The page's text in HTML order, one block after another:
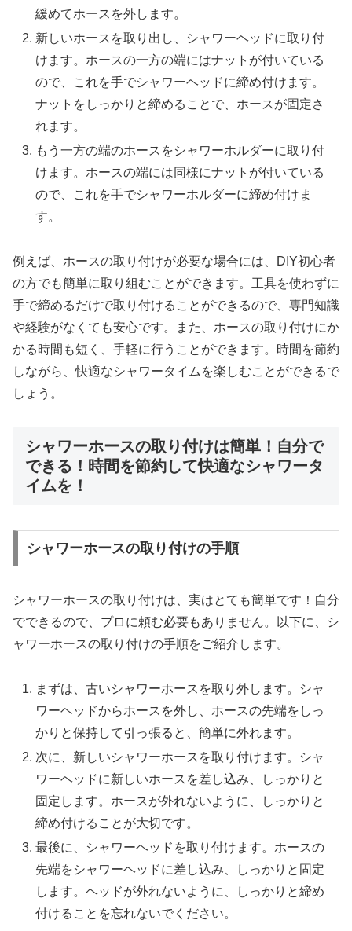
緩めてホースを外します。
新しいホースを取り出し、シャワーヘッドに取り付
けます。ホースの一方の端にはナットが付いている
ので、これを手でシャワーヘッドに締め付けます。
ナットをしっかりと締めることで、ホースが固定さ
れます。
もう一方の端のホースをシャワーホルダーに取り付
けます。ホースの端には同様にナットが付いている
ので、これを手でシャワーホルダーに締め付けま
す。
例えば、ホースの取り付けが必要な場合には、DIY初心者
の方でも簡単に取り組むことができます。工具を使わずに
手で締めるだけで取り付けることができるので、専門知識
や経験がなくても安心です。また、ホースの取り付けにか
かる時間も短く、手軽に行うことができます。時間を節約
しながら、快適なシャワータイムを楽しむことができるで
しょう。
シャワーホースの取り付けは簡単！自分で
できる！時間を節約して快適なシャワータ
イムを！
シャワーホースの取り付けの手順
シャワーホースの取り付けは、実はとても簡単です！自分
でできるので、プロに頼む必要もありません。以下に、シ
ャワーホースの取り付けの手順をご紹介します。
まずは、古いシャワーホースを取り外します。シャ
ワーヘッドからホースを外し、ホースの先端をしっ
かりと保持して引っ張ると、簡単に外れます。
次に、新しいシャワーホースを取り付けます。シャ
ワーヘッドに新しいホースを差し込み、しっかりと
固定します。ホースが外れないように、しっかりと
締め付けることが大切です。
最後に、シャワーヘッドを取り付けます。ホースの
先端をシャワーヘッドに差し込み、しっかりと固定
します。ヘッドが外れないように、しっかりと締め
付けることを忘れないでください。